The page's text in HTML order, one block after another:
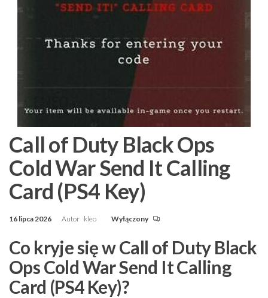
Call of Duty Black Ops
Cold War Send It Calling
Card (PS4 Key)
16 lipca 2026 Autor kleo Wyłączony
Co kryje się w Call of Duty Black
Ops Cold War Send It Calling
Card (PS4 Key)?